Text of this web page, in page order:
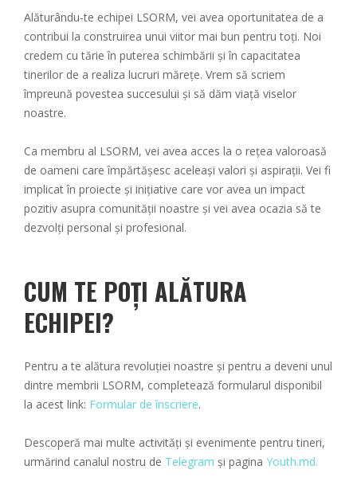
Alăturându-te echipei LSORM, vei avea oportunitatea de a
contribui la construirea unui viitor mai bun pentru toți. Noi
credem cu tărie în puterea schimbării și în capacitatea
tinerilor de a realiza lucruri mărețe. Vrem să scriem
împreună povestea succesului și să dăm viață viselor
noastre.
Ca membru al LSORM, vei avea acces la o rețea valoroasă
de oameni care împărtășesc aceleași valori și aspirații. Vei fi
implicat în proiecte și inițiative care vor avea un impact
pozitiv asupra comunității noastre și vei avea ocazia să te
dezvolți personal și profesional.
CUM TE POȚI ALĂTURA
ECHIPEI?
Pentru a te alătura revoluției noastre și pentru a deveni unul
dintre membrii LSORM, completează formularul disponibil
la acest link: Formular de înscriere.
Descoperă mai multe activități și evenimente pentru tineri,
urmărind canalul nostru de Telegram și pagina Youth.md.